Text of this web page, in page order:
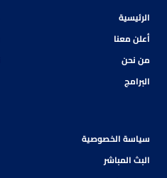
الرئيسية
أعلن معنا
من نحن
البرامج
سياسة الخصوصية
البث المباشر